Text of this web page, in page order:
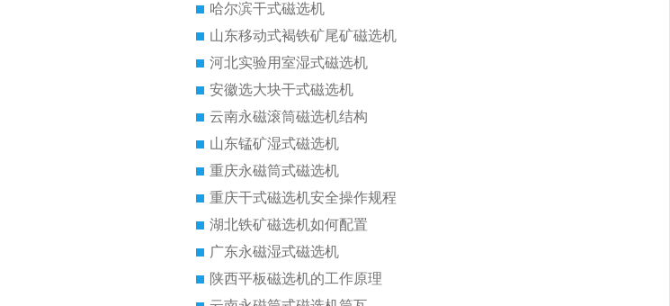
哈尔滨干式磁选机
山东移动式褐铁矿尾矿磁选机
河北实验用室湿式磁选机
安徽选大块干式磁选机
云南永磁滚筒磁选机结构
山东锰矿湿式磁选机
重庆永磁筒式磁选机
重庆干式磁选机安全操作规程
湖北铁矿磁选机如何配置
广东永磁湿式磁选机
陕西平板磁选机的工作原理